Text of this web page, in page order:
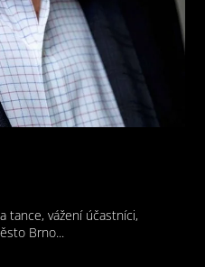
tance, vážení účastníci,
Brno...